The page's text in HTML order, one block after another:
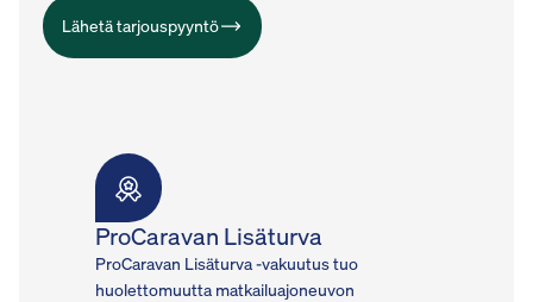
Lähetä tarjouspyyntö
ProCaravan Lisäturva
ProCaravan Lisäturva -vakuutus tuo
huolettomuutta matkailuajoneuvon